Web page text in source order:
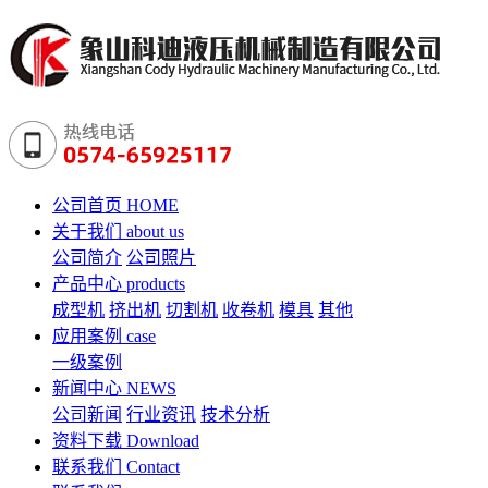
公司首页 HOME
关于我们
about us
公司简介 公司照片
产品中心 products
成型机 挤出机 切割机 收卷机 模具 其他
应用案例 case
一级案例
新闻中心 NEWS
公司新闻 行业资讯 技术分析
资料下载 Download
联系我们
Contact